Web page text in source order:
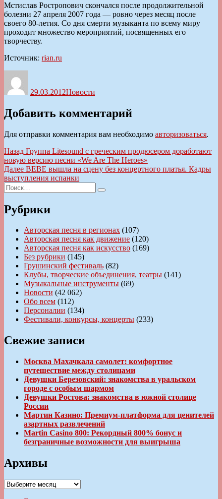
Мстислав Ростропович скончался после продолжительной
болезни 27 апреля 2007 года — ровно через месяц после
своего 80-летия. Со дня смерти музыканта по всему миру
проходит множество мероприятий, посвященных его
творчеству.
Источник: rian.ru
29.03.2012Новости
Добавить комментарий
Для отправки комментария вам необходимо авторизоваться.
Навигация
по
записям
Назад Предыдущая
запись:
Группа Litesound с греческим продюсером доработают
новую версию песни «We Are The Heroes»
Далее Следующая
запись:
ВЕВЕ вышла на сцену без концертного платья. Кадры
выступления испанки
Искать:
Поиск
Рубрики
Авторская песня в регионах (107)
Авторская песня как движение (120)
Авторская песня как искусство (169)
Без рубрики (145)
Грушинский фестиваль (82)
Клубы, творческие объединения, театры (141)
Музыкальные инструменты (69)
Новости (42 062)
Обо всем (112)
Персоналии (134)
Фестивали, конкурсы, концерты (233)
Свежие записи
Москва Махачкала самолет: комфортное
путешествие между столицами
Девушки Березовский: знакомства в уральском
городе с особым шармом
Девушки Ростова: знакомства в южной столице
России
Мартин Казино: Премиум-платформа для ценителей
азартных развлечений
Martin Casino 800: Рекордный 800% бонус и
безграничные возможности для выигрыша
Архивы
Архивы